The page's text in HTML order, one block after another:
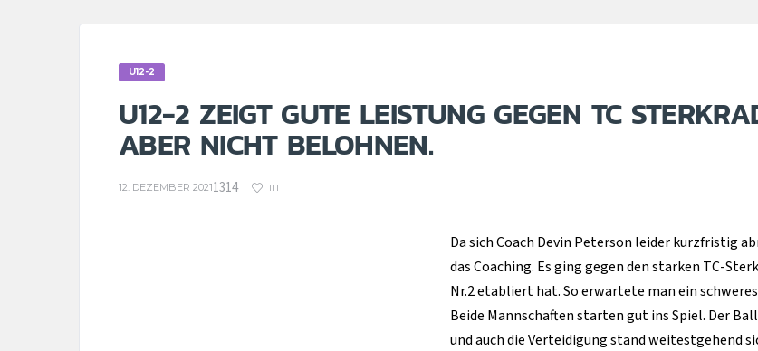
U12-2
U12-2 ZEIGT GUTE LEISTUNG GEGEN TC
ABER NICHT BELOHNEN.
12. DEZEMBER 20211314 111
Da sich Coach Devin Peterson leider kurzfristig
das Coaching. Es ging gegen den starken TC-
Nr.2 etabliert hat. So erwartete man ein
Beide Mannschaften starten gut ins Spiel. Der
und auch die Verteidigung stand weitestgehend